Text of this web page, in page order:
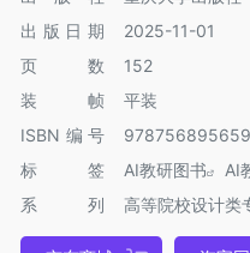
出版日期
2025-11-01
页数
152
装帧
平装
ISBN编号
标签
AI教研图书 AI
系列
高等院校设计类